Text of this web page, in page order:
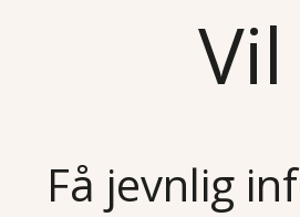
Få jevnlig